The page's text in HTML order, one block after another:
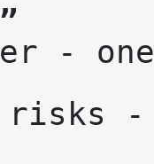
- one
risks -